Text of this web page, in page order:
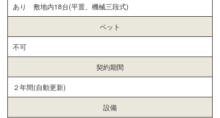
あり 敷地内18台(平置、機械三段式)
ペット
不可
契約期間
２年間(自動更新)
設備